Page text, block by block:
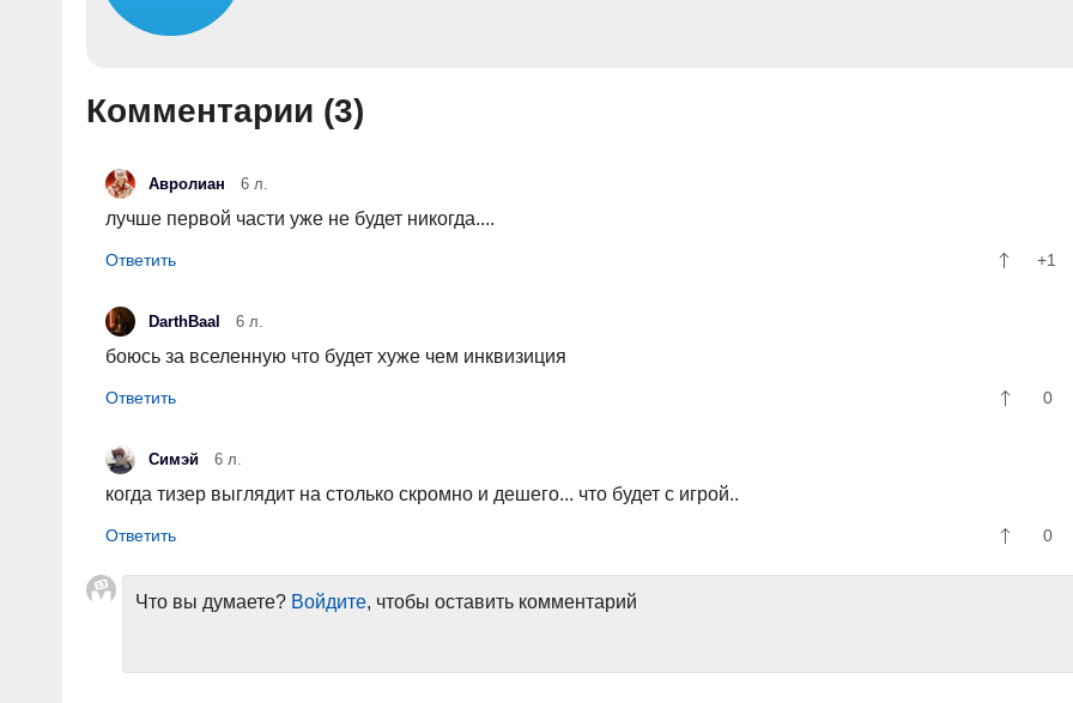
Комментарии (3)
Авролиан 6 л.
лучше первой части уже не будет никогда....
+1
DarthBaal 6 л.
боюсь за вселенную что будет хуже чем инквизиция
0
Симэй 6 л.
когда тизер выглядит на столько скромно и дешего... что будет с игрой..
0
Что вы думаете? Войдите, чтобы оставить комментарий